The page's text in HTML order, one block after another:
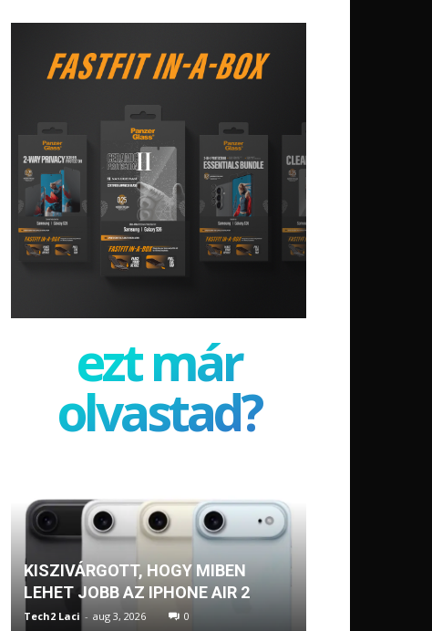
ezt már
olvastad?
KISZIVÁRGOTT, HOGY MIBEN
LEHET JOBB AZ IPHONE AIR 2
Tech2 Laci - aug 3, 2026 0